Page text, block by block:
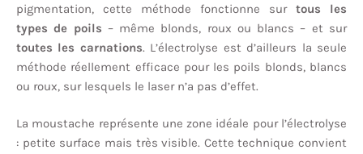
pigmentation, cette méthode fonctionne sur tous les
types de poils – même blonds, roux ou blancs – et sur
toutes les carnations. L’électrolyse est d’ailleurs la seule
méthode réellement efficace pour les poils blonds, blancs
ou roux, sur lesquels le laser n’a pas d’effet.
La moustache représente une zone idéale pour l’électrolyse
: petite surface mais très visible. Cette technique convient